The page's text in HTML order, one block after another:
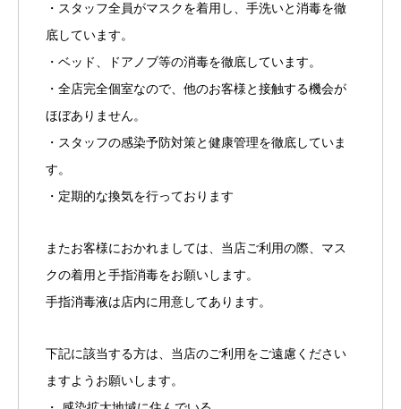
・スタッフ全員がマスクを着用し、手洗いと消毒を徹
底しています。
・ベッド、ドアノブ等の消毒を徹底しています。
・全店完全個室なので、他のお客様と接触する機会が
ほぼありません。
・スタッフの感染予防対策と健康管理を徹底していま
す。
・定期的な換気を行っております
またお客様におかれましては、当店ご利用の際、マス
クの着用と手指消毒をお願いします。
手指消毒液は店内に用意してあります。
下記に該当する方は、当店のご利用をご遠慮ください
ますようお願いします。